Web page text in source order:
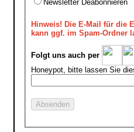
Newsletter Deabonnieren
Hinweis! Die E-Mail für die
kann ggf. im Spam-Ordner
Folgt uns auch per
Honeypot, bitte lassen Sie